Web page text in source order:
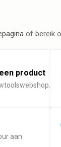
of bereik
product
aan